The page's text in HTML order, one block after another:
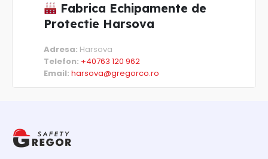
Fabrica Echipamente de
Protectie Harsova
Adresa: Harsova
Telefon: +40763 120 962
Email: harsova@gregorco.ro